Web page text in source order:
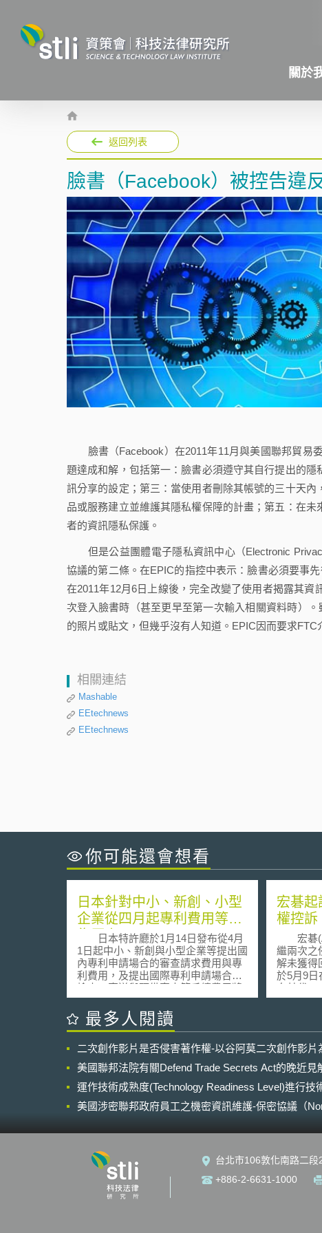
關於
返回列表
臉書（Facebook）被控告違
臉書（Facebook）在2011年11月與美國聯邦貿易委
題達成和解，包括第一：臉書必須遵守其自行提出的
訊分享的設定；第三：當使用者刪除其帳號的三十天
品或服務建立並維護其隱私權保障的計畫；第五：在
者的資訊隱私保護。
但是公益團體電子隱私資訊中心（Electronic
協議的第二條。在EPIC的指控中表示：臉書必須要事
在2011年12月6日上線後，完全改變了使用者揭露其
次登入臉書時（甚至更早至第一次輸入相關資料時）
的照片或貼文，但幾乎沒有人知道。EPIC因而要求FTC
相關連結
Mashable
EEtechnews
EEtechnews
你可能還會想看
日本針對中小、新創、小型
企業從四月起專利費用等降
為原來1/3
日本特許廳於1月14日發布從4月
1日起中小、新創與小型企業等提出國
內專利申請場合的審查請求費用與專
利費用，及提出國際專利申請場合的
檢索、寄送與預備審查等手續費用將
降為原先的三分之一。減輕的依據則
是去年秋天在臨時國會通過的競業競
爭力強化法中所規定之專利費用等的
的對象包括符合下列四類資格之對
象： 1.小規模之個人事業主（員工20
人以下；貿易業或服務業在5人以下）
2.事業開始後未滿10年之個人事業主
3.小規模之企業法人（員工20人以
下；貿易業或服務業在5人以下） 4.
以下之法人 第三、第四類資格排
除大企業之子公司等存在控制公司之
情況。 減輕的內容包括國內申請與國
外申請。國內申請的場合，審查請求
費用降為三分之一、專利年費（1～
10年份）降為三分之一。國際申請的
宏碁起
權控訴
宏碁
繼兩次之
解未獲得
於5月9日
向其代
廠商提起
(ODM)廠
對其專利
招，並要
行訴訟保
任，並對
助。 宏碁表示，此一訴訟僅為配
鴻海則表
的權益，
達表示，
將依法律
球第三
美國法
最多人閱讀
二次創作影片是否侵害著作權-以谷阿莫二次創作影片
美國聯邦法院有關Defend Trade Secrets Act的晚近見
運作技術成熟度(Technology Readiness Level)進行技
美國涉密聯邦政府員工之機密資訊維護-保密協議（
台北市106敦化南路二段
+886-2-6631-1000